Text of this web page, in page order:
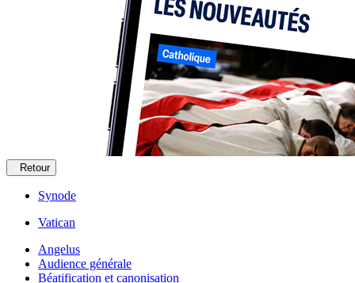
Retour
Synode
Vatican
Angelus
Audience générale
Béatification et canonisation